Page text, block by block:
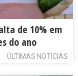
de 10% em
do ano
ÚLTIMAS NOTÍCIAS